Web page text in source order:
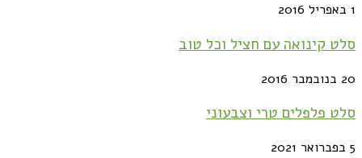
1 באפריל 2016
סלט קינואה עם חציל וכל טוב
20 בנובמבר 2016
סלט פלפלים טרי וצבעוני
5 בפברואר 2021